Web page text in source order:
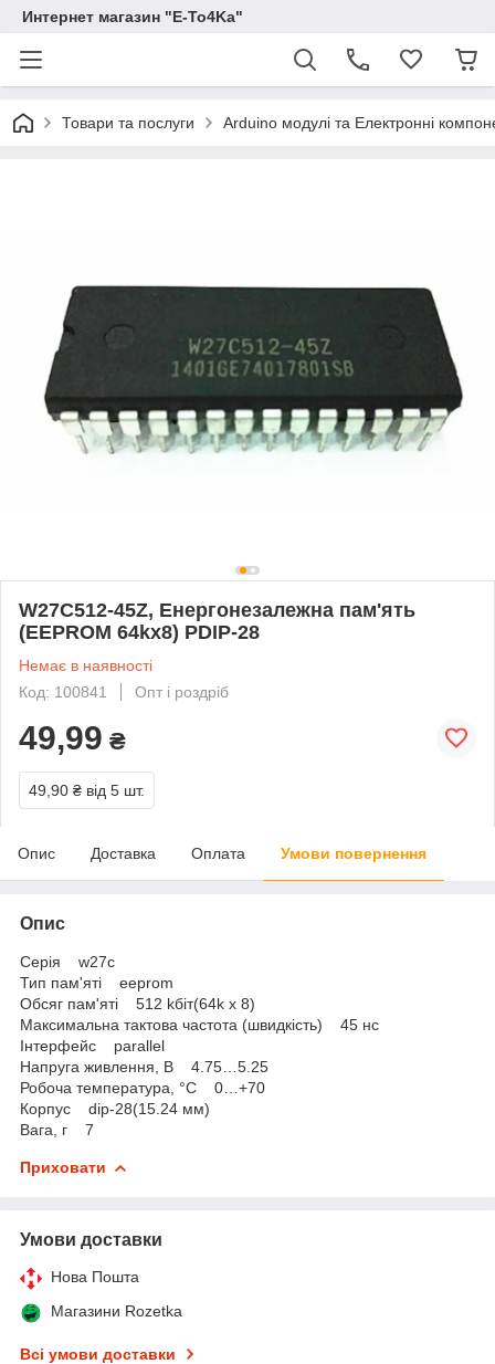
Интернет магазин "E-To4Ka"
Товари та послуги Arduino модулі та Електронні
W27C512-45Z, Енергонезалежна пам'ять
(EEPROM 64kx8) PDIP-28
Немає в наявності
Код: 100841
Опт і роздріб
49,99 ₴
49,90 ₴ від 5 шт.
Опис Доставка Оплата Умови повернення
Опис
Серія w27c
Тип пам'яті eeprom
Обсяг пам'яті 512 kбіт(64k x 8)
Максимальна тактова частота (швидкість) 45 нс
Інтерфейс parallel
Напруга живлення, В 4.75…5.25
Робоча температура, °C 0…+70
Корпус dip-28(15.24 мм)
Вага, г 7
Приховати
Умови доставки
Нова Пошта
Магазини Rozetka
Всі умови доставки